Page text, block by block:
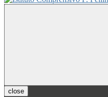
close